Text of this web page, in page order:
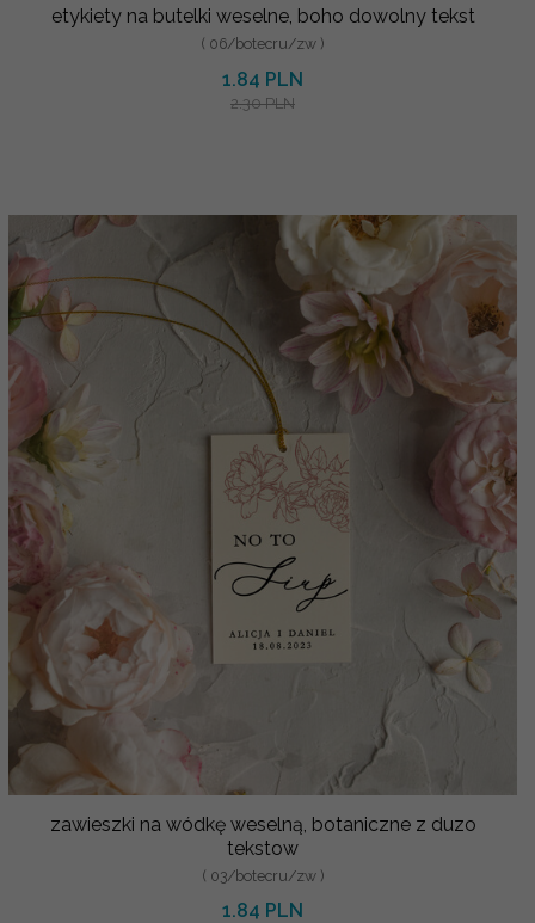
etykiety na butelki weselne, boho dowolny tekst
( 06/botecru/zw )
1.84 PLN
2.30 PLN
zawieszki na wódkę weselną, botaniczne z duzo
tekstow
( 03/botecru/zw )
1.84 PLN